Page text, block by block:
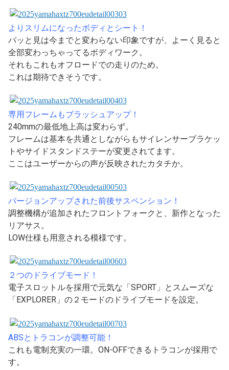
よりスリムになったボディとシート！
パッと見は今までと変わらない印象ですが、よーく見ると
全部変わっちゃってるボディワーク。
それもこれもオフロードでの走りのため。
これは期待できそうです。
専用フレームもブラッシュアップ！
240mmの最低地上高は変わらず。
フレームは基本を共通としながらもサイレンサーブラケッ
トやサイドスタンドステーが変更されてます。
ここはユーザーからの声が反映されたカタチか。
バージョンアップされた前後サスペンション！
調整機構が追加されたフロントフォークと、新作となった
リアサス。
LOW仕様も用意される模様です。
２つのドライブモード！
電子スロットルを採用で元気な「SPORT」とスムーズな
「EXPLORER」の２モードのドライブモードを設定。
ABSとトラコンが調整可能！
これも電制充実の一環。ON-OFFできるトラコンが採用で
す。